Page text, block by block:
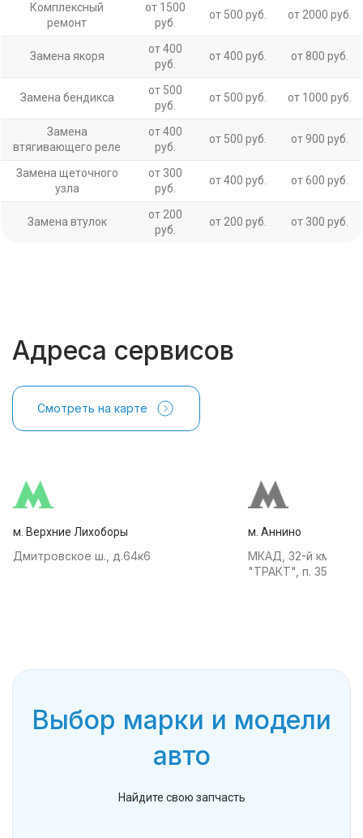
Комплексный
ремонт
от 1500
руб.
от 500 руб. от 2000 руб.
Замена якоря
от 400
руб.
от 400 руб. от 800 руб.
Замена бендикса
от 500
руб.
от 500 руб. от 1000 руб.
Замена
втягивающего реле
от 400
руб.
от 500 руб. от 900 руб.
Замена щеточного
узла
от 300
руб.
от 400 руб. от 600 руб.
Замена втулок
от 200
руб.
от 200 руб. от 300 руб.
Адреса сервисов
Смотреть на карте
м. Верхние Лихоборы
Дмитровское ш., д.64к6
м. Аннино
МКАД, 32-й км, АТК
"ТРАКТ", п. 35
Выбор марки и модели
авто
Найдите свою запчасть